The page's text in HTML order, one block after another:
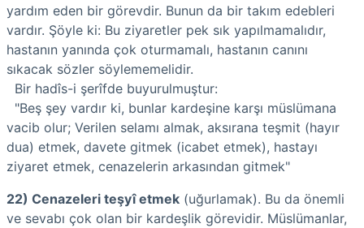
yardım eden bir görevdir. Bunun da bir takım edebleri
vardır. Şöyle ki: Bu ziyaretler pek sık yapılmamalıdır,
hastanın yanında çok oturmamalı, hastanın canını
sıkacak sözler söylememelidir.
Bir hadîs-i şerîfde buyurulmuştur:
"Beş şey vardır ki, bunlar kardeşine karşı müslümana
vacib olur; Verilen selamı almak, aksırana teşmit (hayır
dua) etmek, davete gitmek (icabet etmek), hastayı
ziyaret etmek, cenazelerin arkasından gitmek"
22) Cenazeleri teşyî etmek (uğurlamak). Bu da önemli
ve sevabı çok olan bir kardeşlik görevidir. Müslümanlar,